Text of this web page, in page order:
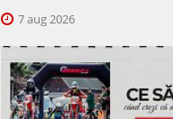
7 aug 2026